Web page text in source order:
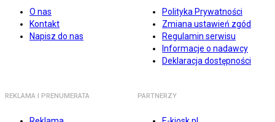
O nas
Kontakt
Napisz do nas
Polityka Prywatności
Zmiana ustawień zgód
Regulamin serwisu
Informacje o nadawcy
Deklaracja dostępności
REKLAMA I PRENUMERATA PARTNERZY